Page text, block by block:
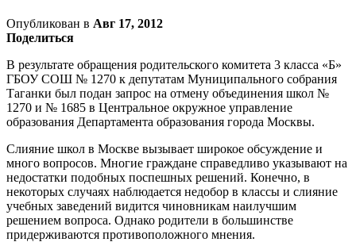
Опубликован в Авг 17, 2012
Поделиться
В результате обращения родительского комитета 3 класса «Б»
ГБОУ СОШ № 1270 к депутатам Муниципального собрания
Таганки был подан запрос на отмену объединения школ №
1270 и № 1685 в Центральное окружное управление
образования Департамента образования города Москвы.
Слияние школ в Москве вызывает широкое обсуждение и
много вопросов. Многие граждане справедливо указывают на
недостатки подобных поспешных решений. Конечно, в
некоторых случаях наблюдается недобор в классы и слияние
учебных заведений видится чиновникам наилучшим
решением вопроса. Однако родители в большинстве
придерживаются противоположного мнения.